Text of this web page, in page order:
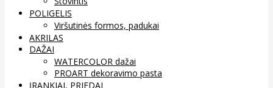
POLIGELIS
Viršutinės formos, padukai
AKRILAS
DAŽAI
WATERCOLOR dažai
PROART dekoravimo pasta
ĮRANKIAI, PRIEDAI